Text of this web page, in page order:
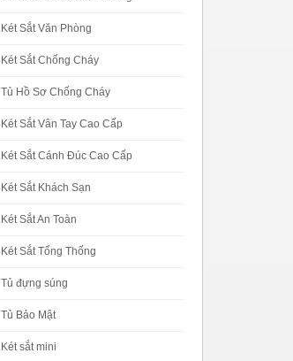
Két Sắt Văn Phòng
Két Sắt Chống Cháy
Tủ Hồ Sơ Chống Cháy
Két Sắt Vân Tay Cao Cấp
Két Sắt Cánh Đúc Cao Cấp
Két Sắt Khách Sạn
Két Sắt An Toàn
Két Sắt Tổng Thống
Tủ đựng súng
Tủ Bảo Mật
Két sắt mini